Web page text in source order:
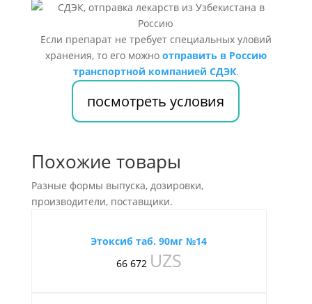
Если препарат не требует специальных уловий
хранения, то его можно отправить в Россию
транспортной компанией СДЭК.
посмотреть условия
Похожие товары
Разные формы выпуска, дозировки,
производители, поставщики.
Этоксиб таб. 90мг №14
66 672 UZS